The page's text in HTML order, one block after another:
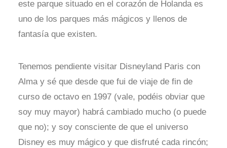
este parque situado en el corazón de Holanda es
uno de los parques más mágicos y llenos de
fantasía que existen.
Tenemos pendiente visitar Disneyland Paris con
Alma y sé que desde que fui de viaje de fin de
curso de octavo en 1997 (vale, podéis obviar que
soy muy mayor) habrá cambiado mucho (o puede
que no); y soy consciente de que el universo
Disney es muy mágico y que disfruté cada rincón;